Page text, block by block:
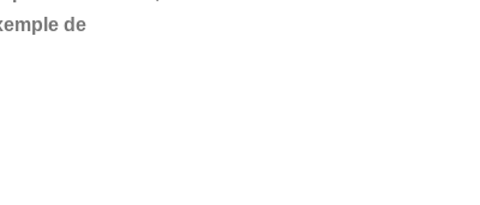
de